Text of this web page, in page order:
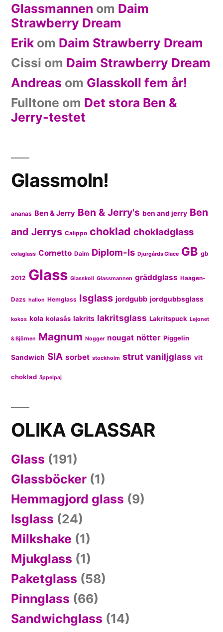
Glassmannen om Daim
Strawberry Dream
Erik om Daim Strawberry Dream
Cissi om Daim Strawberry Dream
Andreas om Glasskoll fem år!
Fulltone om Det stora Ben &
Jerry-testet
Glassmoln!
ananas Ben & Jerry Ben & Jerry's ben and jerry Ben
and Jerrys Calippo choklad chokladglass
colaglass Cornetto Daim Diplom-Is Djurgårds Glace GB gb
2012 Glass Glasskoll Glassmannen gräddglass Haagen-
Dazs hallon Hemglass Isglass jordgubb jordgubbsglass
kokos kola kolasås lakrits lakritsglass Lakritspuck Lejonet
& Björnen Magnum Nogger nougat nötter Piggelin
Sandwich SIA sorbet stockholm strut vaniljglass vit
choklad äppelpaj
OLIKA GLASSAR
Glass (191)
Glassböcker (1)
Hemmagjord glass (9)
Isglass (24)
Milkshake (1)
Mjukglass (1)
Paketglass (58)
Pinnglass (66)
Sandwichglass (14)